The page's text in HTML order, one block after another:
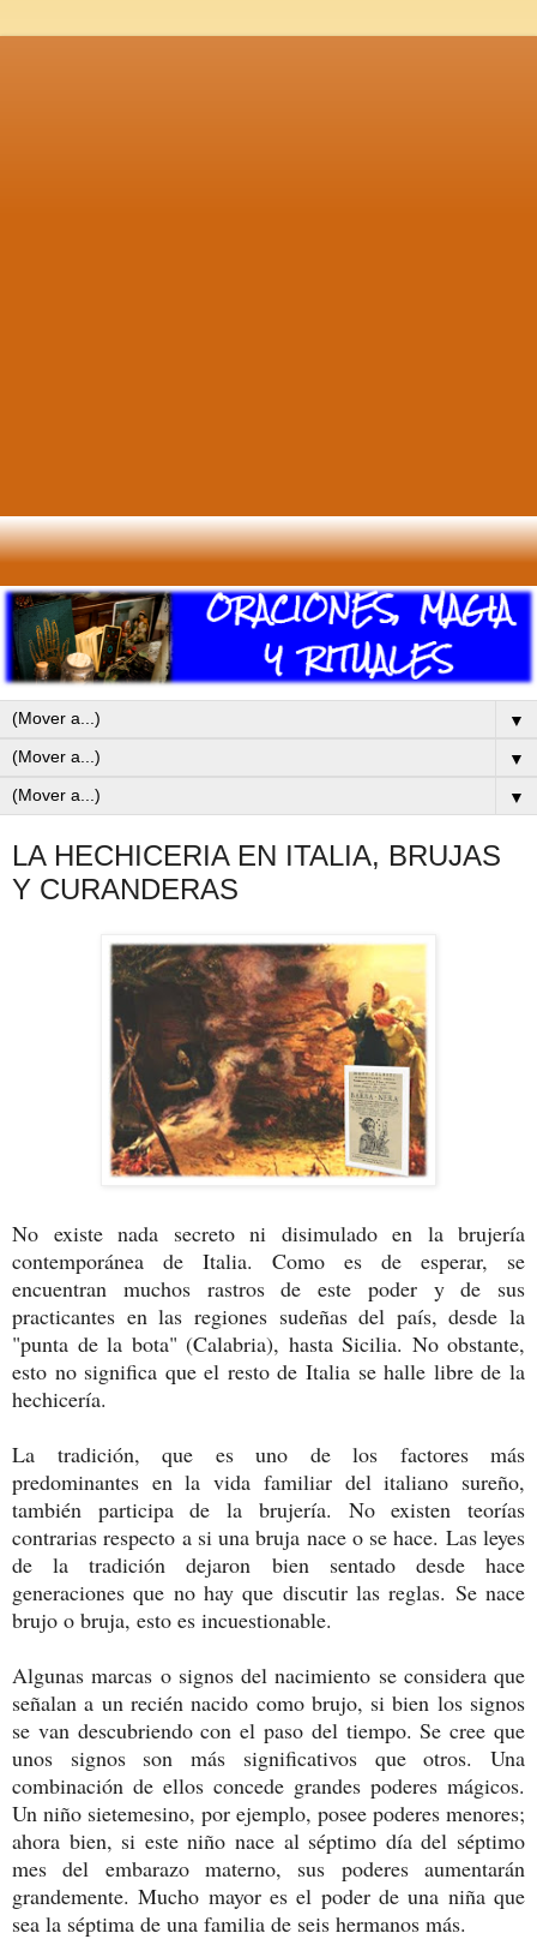
▼
▼
▼
LA HECHICERIA EN ITALIA, BRUJAS
Y CURANDERAS
No existe nada secreto ni disimulado en la brujería
contemporánea de Italia. Como es de esperar, se
encuentran muchos rastros de este poder y de sus
practicantes en las regiones sudeñas del país, desde la
"punta de la bota" (Calabria), hasta Sicilia. No obstante,
esto no significa que el resto de Italia se halle libre de la
hechicería.
La tradición, que es uno de los factores más
predominantes en la vida familiar del italiano sureño,
también participa de la brujería. No existen teorías
contrarias respecto a si una bruja nace o se hace. Las leyes
de la tradición dejaron bien sentado desde hace
generaciones que no hay que discutir las reglas. Se nace
brujo o bruja, esto es incuestionable.
Algunas marcas o signos del nacimiento se considera que
señalan a un recién nacido como brujo, si bien los signos
se van descubriendo con el paso del tiempo. Se cree que
unos signos son más significativos que otros. Una
combinación de ellos concede grandes poderes mágicos.
Un niño sietemesino, por ejemplo, posee poderes menores;
ahora bien, si este niño nace al séptimo día del séptimo
mes del embarazo materno, sus poderes aumentarán
grandemente. Mucho mayor es el poder de una niña que
sea la séptima de una familia de seis hermanos más.